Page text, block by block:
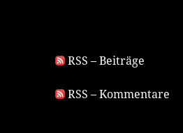
RSS – Beiträge
RSS – Kommentare